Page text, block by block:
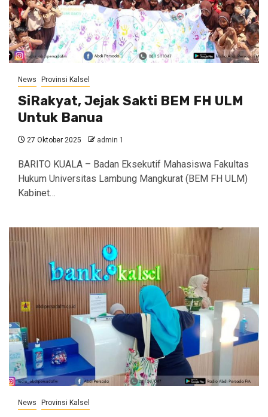
News Provinsi Kalsel
SiRakyat, Jejak Sakti BEM FH ULM
Untuk Banua
27 Oktober 2025 admin 1
BARITO KUALA – Badan Eksekutif Mahasiswa Fakultas
Hukum Universitas Lambung Mangkurat (BEM FH ULM)
Kabinet…
News Provinsi Kalsel